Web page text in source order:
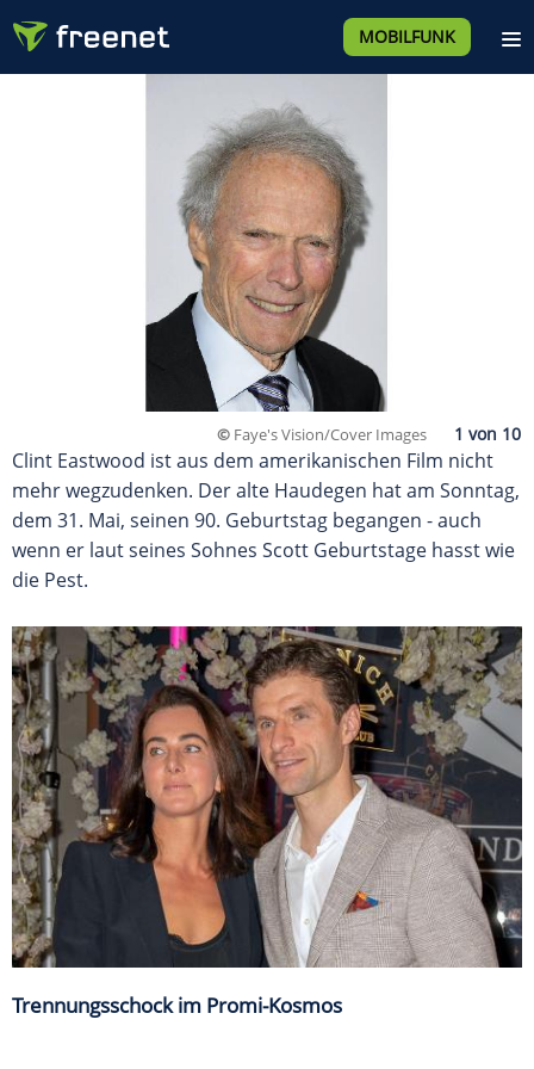
MOBILFUNK
© Faye's Vision/Cover Images
Clint Eastwood ist aus dem amerikanischen Film nicht
mehr wegzudenken. Der alte Haudegen hat am Sonntag,
dem 31. Mai, seinen 90. Geburtstag begangen - auch
wenn er laut seines Sohnes Scott Geburtstage hasst wie
die Pest.
Trennungsschock im Promi-Kosmos